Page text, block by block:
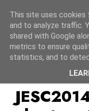
This site uses
and to analyze traffic.
shared with Google
metrics to ensure
statistics, and to